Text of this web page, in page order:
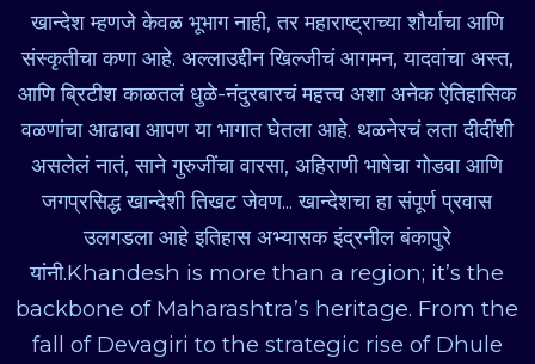
खान्देश म्हणजे केवळ भूभाग नाही, तर महाराष्ट्राच्या शौर्याचा आणि
संस्कृतीचा कणा आहे. अल्लाउद्दीन खिल्जीचं आगमन, यादवांचा अस्त,
आणि ब्रिटीश काळतलं धुळे-नंदुरबारचं महत्त्व अशा अनेक ऐतिहासिक
वळणांचा आढावा आपण या भागात घेतला आहे. थळनेरचं लता दीदींशी
असलेलं नातं, साने गुरुजींचा वारसा, अहिराणी भाषेचा गोडवा आणि
जगप्रसिद्ध खान्देशी तिखट जेवण... खान्देशचा हा संपूर्ण प्रवास
उलगडला आहे इतिहास अभ्यासक इंद्रनील बंकापुरे
यांनी.Khandesh is more than a region; it’s the
backbone of Maharashtra’s heritage. From the
fall of Devagiri to the strategic rise of Dhule